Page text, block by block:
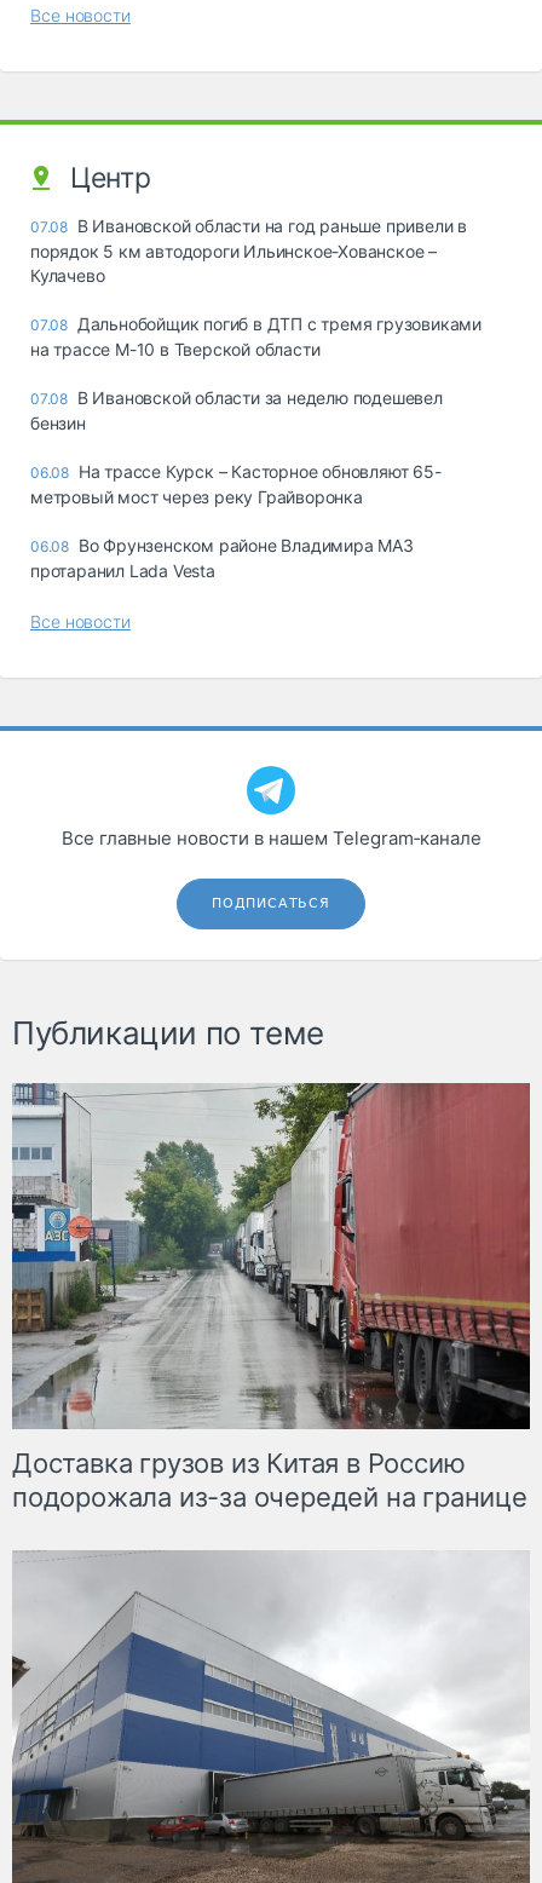
Все новости
Центр
07.08 В Ивановской области на год раньше привели в
порядок 5 км автодороги Ильинское-Хованское –
Кулачево
07.08 Дальнобойщик погиб в ДТП с тремя грузовиками
на трассе М-10 в Тверской области
07.08 В Ивановской области за неделю подешевел
бензин
06.08 На трассе Курск – Касторное обновляют 65-
метровый мост через реку Грайворонка
06.08 Во Фрунзенском районе Владимира МАЗ
протаранил Lada Vesta
Все новости
Все главные новости в нашем Telegram‑канале
ПОДПИСАТЬСЯ
Публикации по теме
Доставка грузов из Китая в Россию
подорожала из-за очередей на границе